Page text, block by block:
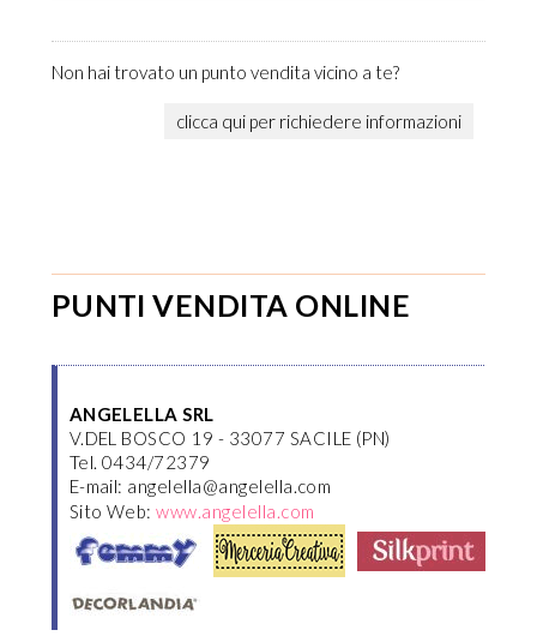
Non hai trovato un punto vendita vicino a te?
clicca qui per richiedere informazioni
PUNTI VENDITA ONLINE
ANGELELLA SRL
V.DEL BOSCO 19 - 33077 SACILE (PN)
Tel. 0434/72379
E-mail: angelella@angelella.com
Sito Web:www.angelella.com